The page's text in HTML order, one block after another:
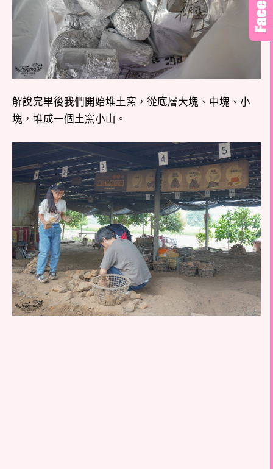
解說完畢後我們開始堆土窯，從底層大塊、中塊、小
塊，堆成一個土窯小山。